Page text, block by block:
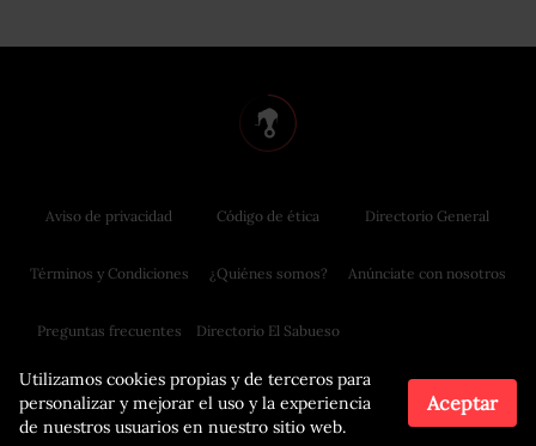
Utilizamos cookies propias y de terceros para
personalizar y mejorar el uso y la experiencia
de nuestros usuarios en nuestro sitio web.
Aceptar
Aviso de privacidad
Términos y Condiciones
Preguntas frecuentes
Código de ética
¿Quiénes somos?
Directorio El Sabueso
Directorio General
Anúnciate con nosotros